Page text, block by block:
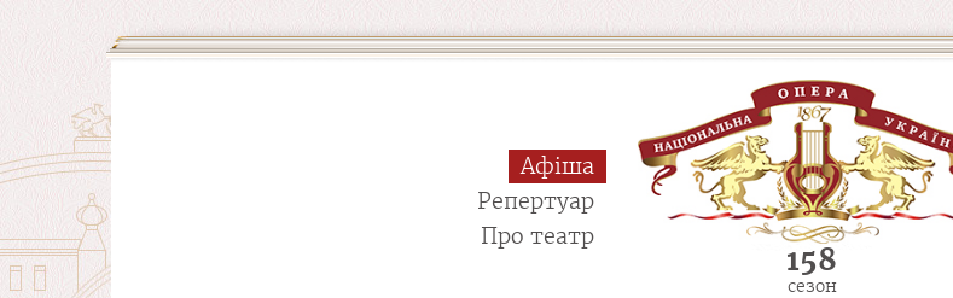
Афіша
Репертуар
Про театр
158
сезон